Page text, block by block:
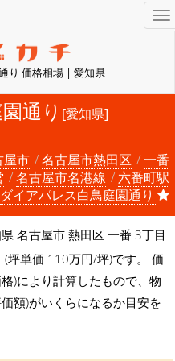
り 価格相場 | 愛知県
通り [愛知県]
屋市 名古屋市熱田区
一番
名古屋市名港線
六番町駅
ダイアパレス白鳥庭園通り
名古屋市 熱田区 一番 3丁目
(坪単価 110万円/坪)です。 価
)により計算したもので、物
額)がいくらになるか目安を